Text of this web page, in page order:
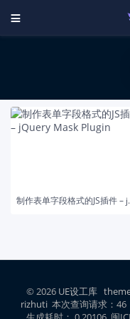

制作表单
© 2026 UE设工库
rizhuti 本次查询请求：